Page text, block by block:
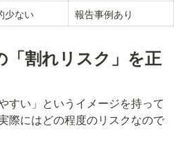
少ない 報告事例あり
「割れリスク」を正
すい」というイメージを持って
際にはどの程度のリスクなので